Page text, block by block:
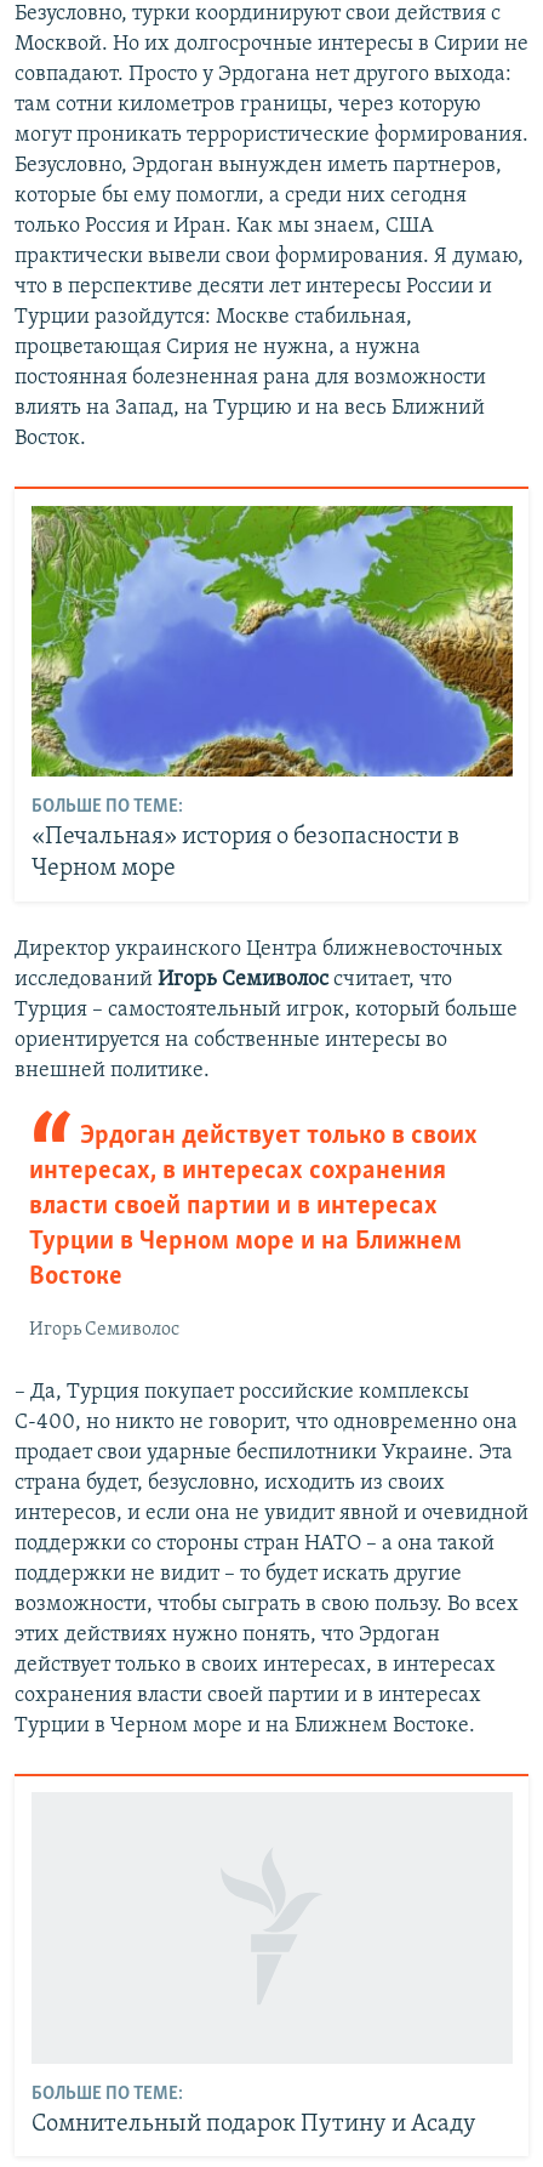
Безусловно, турки координируют свои действия с
Москвой. Но их долгосрочные интересы в Сирии не
совпадают. Просто у Эрдогана нет другого выхода:
там сотни километров границы, через которую
могут проникать террористические формирования.
Безусловно, Эрдоган вынужден иметь партнеров,
которые бы ему помогли, а среди них сегодня
только Россия и Иран. Как мы знаем, США
практически вывели свои формирования. Я думаю,
что в перспективе десяти лет интересы России и
Турции разойдутся: Москве стабильная,
процветающая Сирия не нужна, а нужна
постоянная болезненная рана для возможности
влиять на Запад, на Турцию и на весь Ближний
Восток.
БОЛЬШЕ ПО ТЕМЕ:
«Печальная» история о безопасности в
Черном море
Директор украинского Центра ближневосточных
исследований Игорь Семиволоссчитает, что
Турция – самостоятельный игрок, который больше
ориентируется на собственные интересы во
внешней политике.
Эрдоган действует только в своих
интересах, в интересах сохранения
власти своей партии и в интересах
Турции в Черном море и на Ближнем
Востоке
Игорь Семиволос
– Да, Турция покупает российские комплексы
С-400, но никто не говорит, что одновременно она
продает свои ударные беспилотники Украине. Эта
страна будет, безусловно, исходить из своих
интересов, и если она не увидит явной и очевидной
поддержки со стороны стран НАТО – а она такой
поддержки не видит – то будет искать другие
возможности, чтобы сыграть в свою пользу. Во всех
этих действиях нужно понять, что Эрдоган
действует только в своих интересах, в интересах
сохранения власти своей партии и в интересах
Турции в Черном море и на Ближнем Востоке.
БОЛЬШЕ ПО ТЕМЕ:
Сомнительный подарок Путину и Асаду